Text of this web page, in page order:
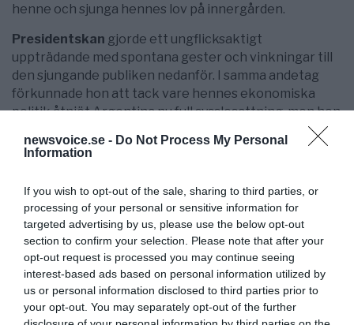
newsvoice.se - Do Not Process My Personal
Information
If you wish to opt-out of the sale, sharing to third parties, or
processing of your personal or sensitive information for
targeted advertising by us, please use the below opt-out
section to confirm your selection. Please note that after your
opt-out request is processed you may continue seeing
interest-based ads based on personal information utilized by
us or personal information disclosed to third parties prior to
your opt-out. You may separately opt-out of the further
henne och sjunga hennes lov på innergården.
Presidentskan gjorde ett ungflicksaktigt
uppträdande med spontana gester och vinkningar till
den sjungande publiken nedanför. I samma andetag
förkunnade hon att tack vare hennes ekonomiska
politik åtnjöt Argentina nu full sysslesattning, men hon
passade samtidigt på att kungöra att den miljon unga
som varken arbetar eller studerar, nu skulle få ett
att kunna börja studera. (“Inget tal om att arbeta, bara
fler anhängare….”, kommenterade en
oppositionsledare, som föredrar att vara anonym)
Regeringen samlade
omedelbart 40 företagare och
ägare till köpcentra och stormarknader och förbjöd
dem strängeligen att höja några priser, trots att några
av dem vågade påpeka att prislistorna från deras